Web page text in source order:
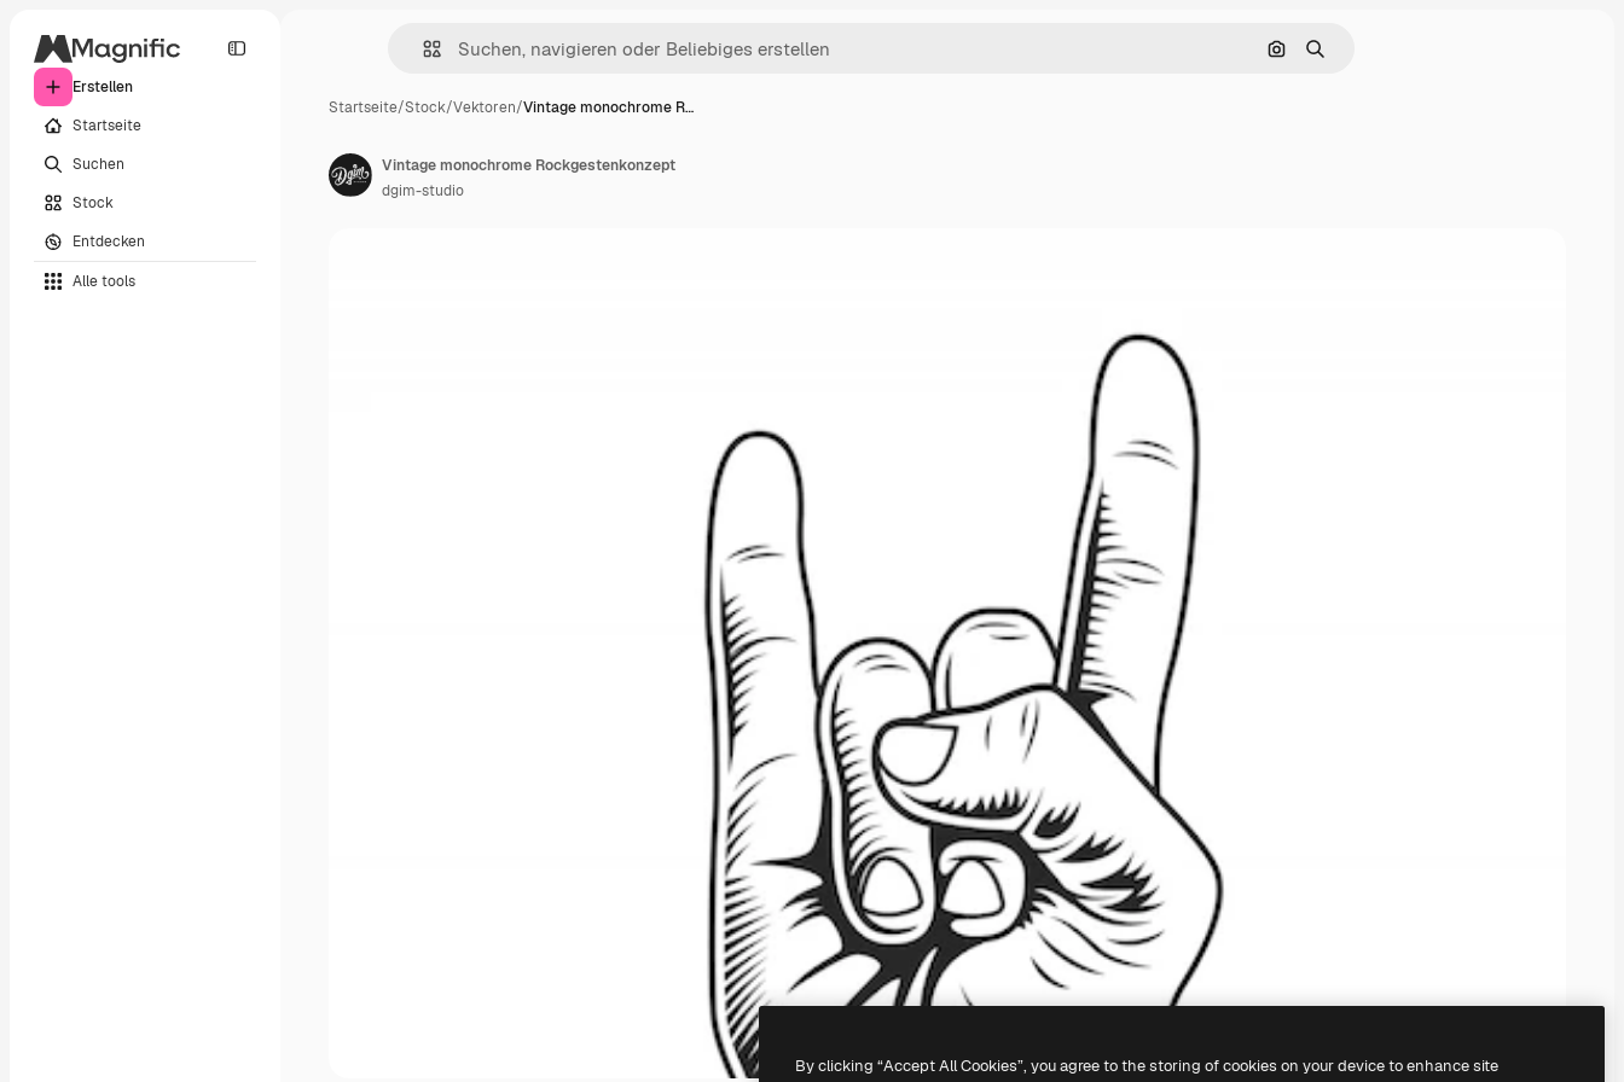
Erstellen
Startseite
Suchen
Stock
Entdecken
Alle tools
Nach Bild suchen
Suchen
Startseite/Stock/Vektoren/Vintage monochrome R…
Vintage monochrome Rockgestenkonzept
dgim-studio
By clicking “Accept All Cookies”, you agree to the storing of cookies on your device to enhance site